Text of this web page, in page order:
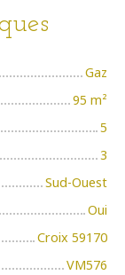
Gaz
95 m²
5
3
Sud-Ouest
Oui
Croix 59170
VM576